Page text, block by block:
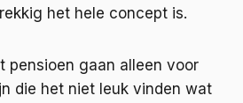
het hele concept is.
pensioen gaan alleen voor
die het niet leuk vinden wat